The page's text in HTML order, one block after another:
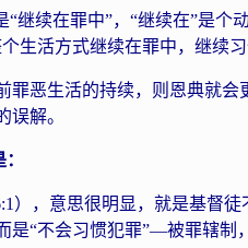
“继续在罪中”，“继续在”是个
生活方式继续在罪中，继续
罪恶生活的持续，则恩典就
误解。
），意思很明显，就是基督
是“不会习惯犯罪”—被罪辖制